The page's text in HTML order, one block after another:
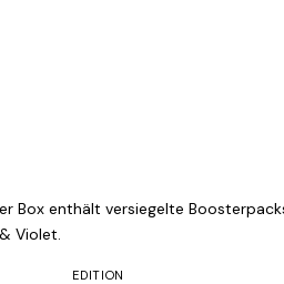
Box enthält versiegelte
Violet.
EDITION